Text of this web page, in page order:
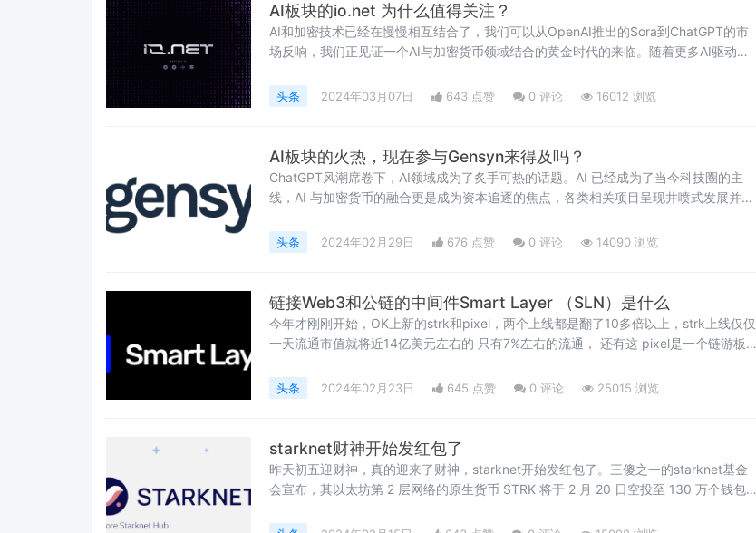
AI板块的io.net 为什么值得关注？
AI和加密技术已经在慢慢相互结合了，我们可以从OpenAI推出的Sora到ChatGPT的市
场反响，我们正见证一个AI与加密货币领域结合的黄金时代的来临。随着更多AI驱动的
的代币NEAR、FET、RNDR、NMT等都有大幅度的涨幅，这也进一步说明了AI市场的前
景广阔。AI板块新的入局者 io.net 在昨天也获得了30
头条 2024年03月07日 643 点赞 0 评论 16012 浏览
AI板块的火热，现在参与Gensyn来得及吗？
ChatGPT风潮席卷下，AI领域成为了炙手可热的话题。AI 已经成为了当今科技圈的主
线，AI 与加密货币的融合更是成为资本追逐的焦点，各类相关项目呈现井喷式发展并备
深度学习计算协议，旨在建立人工智能（AGI）算力市场。Gensy项目简介Gensyn，是
一个基于区块链的AGI算力市场协议，将开发人员（任何
头条 2024年02月29日 676 点赞 0 评论 14090 浏览
链接Web3和公链的中间件Smart Layer （SLN）是什么
今年才刚刚开始，OK上新的strk和pixel，两个上线都是翻了10多倍以上，strk上线仅仅
一天流通市值就将近14亿美元左右的 只有7%左右的流通， 还有这 pixel是一个链游板块
币的2倍，释放量多一倍 ，现在OK又发布要上新的Smart Layer，值得期待一下。
PANews 2月21
头条 2024年02月23日 645 点赞 0 评论 25015 浏览
starknet财神开始发红包了
昨天初五迎财神，真的迎来了财神，starknet开始发红包了。三傻之一的starknet基金
会宣布，其以太坊第 2 层网络的原生货币 STRK 将于 2 月 20 日空投至 130 万个钱包。
Starknet 发展及其增强区块链可扩展性和效率的努力的一个重要里程碑。StarkNet 是